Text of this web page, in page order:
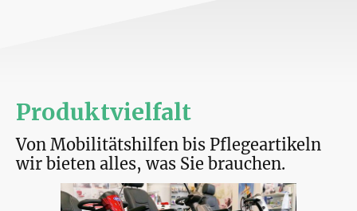
Produktvielfalt
Von Mobilitätshilfen bis Pflegeartikeln
wir bieten alles, was Sie brauchen.